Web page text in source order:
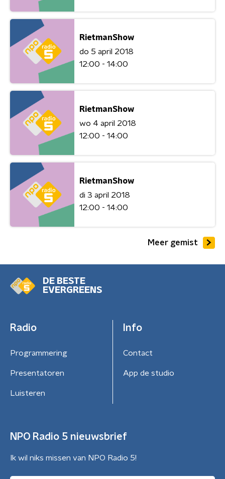
RietmanShow
do 5 april 2018
12:00 - 14:00
RietmanShow
wo 4 april 2018
12:00 - 14:00
RietmanShow
di 3 april 2018
12:00 - 14:00
Meer gemist
DE BESTE
EVERGREENS
Radio
Programmering
Presentatoren
Luisteren
Info
Contact
App de studio
NPO Radio 5 nieuwsbrief
Ik wil niks missen van NPO Radio 5!